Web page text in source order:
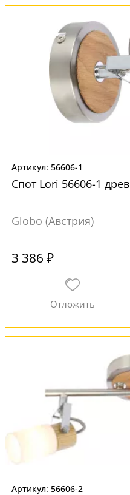
56606-1
Спот Lori 56606-1
Globo (Австрия)
3 386 ₽
56606-2